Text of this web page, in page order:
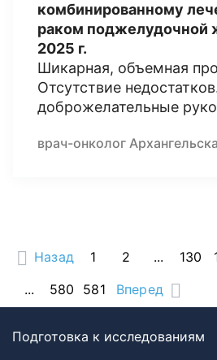
комбинированному
раком поджелудочной
2025 г.
Шикарная, объемная
Отсутствие
доброжелательные
врач-онколог
Назад 1 2 ... 130
...
580 581 Вперед
Подготовка к исследованиям